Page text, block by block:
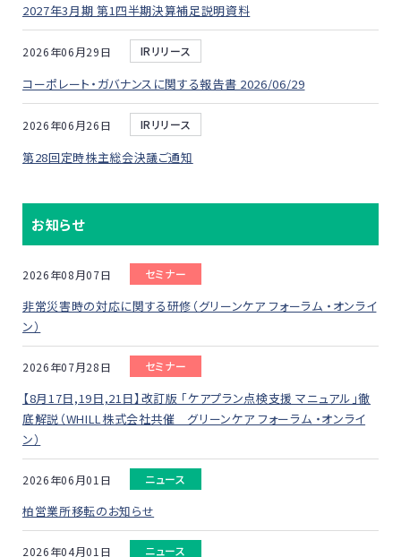
2027年3月期 第1四半期決算補足説明資料
2026年06月29日 IRリリース
コーポレート・ガバナンスに関する報告書 2026/06/29
2026年06月26日 IRリリース
第28回定時株主総会決議ご通知
お知らせ
2026年08月07日 セミナー
非常災害時の対応に関する研修（グリーンケア フォーラム ・オンライ
ン）
2026年07月28日 セミナー
【8月17日,19日,21日】改訂版 「ケアプラン点検支援 マニュアル」徹
底解説（WHILL株式会社共催 グリーンケア フォーラム ・オンライ
ン）
2026年06月01日 ニュース
柏営業所移転のお知らせ
2026年04月01日 ニュース